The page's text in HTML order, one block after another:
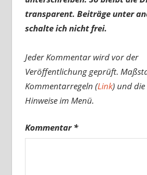
transparent. Beiträge unter
schalte ich nicht frei.
Jeder Kommentar wird vor der
Veröffentlichung geprüft.
Kommentarregeln (Link) und die
Hinweise im Menü.
Kommentar*